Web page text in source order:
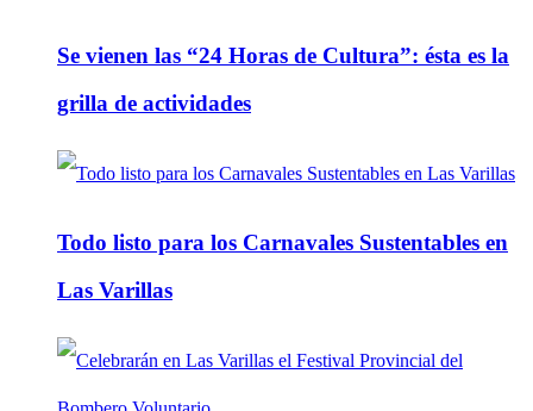
Se vienen las “24 Horas de Cultura”: ésta es la
grilla de actividades
Todo listo para los Carnavales Sustentables en
Las Varillas